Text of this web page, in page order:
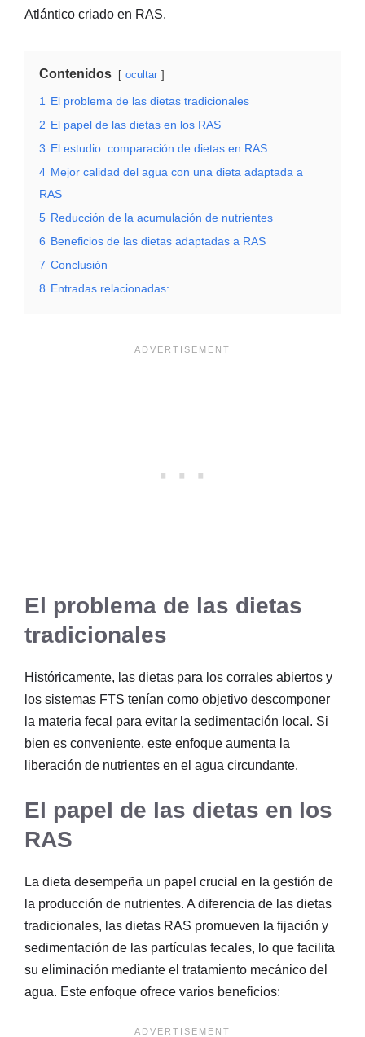
Atlántico criado en RAS.
Contenidos ocultar
1
El problema de las dietas tradicionales
2 El papel de las dietas en los RAS
3 El estudio: comparación de dietas en RAS
4 Mejor calidad del agua con una dieta adaptada a
RAS
5 Reducción de la acumulación de nutrientes
6 Beneficios de las dietas adaptadas a RAS
7 Conclusión
8 Entradas relacionadas:
El problema de las dietas
tradicionales
Históricamente, las dietas para los corrales abiertos y
los sistemas FTS tenían como objetivo descomponer
la materia fecal para evitar la sedimentación local. Si
bien es conveniente, este enfoque aumenta la
liberación de nutrientes en el agua circundante.
El papel de las dietas en los
RAS
La dieta desempeña un papel crucial en la gestión de
la producción de nutrientes. A diferencia de las dietas
tradicionales, las dietas RAS promueven la fijación y
sedimentación de las partículas fecales, lo que facilita
su eliminación mediante el tratamiento mecánico del
agua. Este enfoque ofrece varios beneficios: